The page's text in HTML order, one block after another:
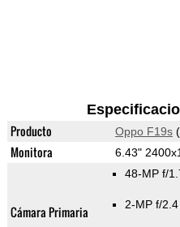
Producto Oppo F19s
Monitora 6.43"
Cámara Primaria
48-MP f/
2-MP f/2.4